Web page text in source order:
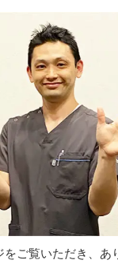
ご覧いただき、あ